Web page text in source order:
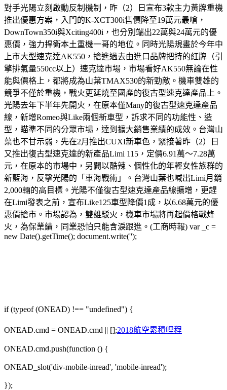
對手光陽立刻啟動反制機制，昨（2）日宣布3款主力黃牌重機
推出優惠方案，入門的K-XCT300i售價降至19萬元最嗆，
DownTown350i與Xciting400i，也分別端出22萬與24萬元的優
惠價，強力捍衛本土重機一哥的地位。同時光陽規畫於今年中
上市大型速克達AK550，搶進過去由進口品牌把持的紅牌（引
擎排氣量550cc以上）速克達市場，市場看好AK550無論在性
能與價格上，都將成為山葉TMAX530的新勁敵。機車雙雄的
競爭不僅於重機，戰火更延燒至國產的復古型速克達產品上。
光陽去年下半年先開火，在原本僅Many的復古型速克達產品
線，新增Romeo與Like兩個新車型，訴求不同的功能性、造
型，瞄準不同的分眾市場，達到擴大銷售業績的成效。台灣山
葉也不甘示弱，先在2月推出CUXI新車色，緊接著昨（2）日
又推出復古型速克達的新產品Limi 115，定價6.91萬～7.28萬
元，在原本的市場中，另闢以酷辣、個性化的年輕女性族群的
新藍海，反擊光陽的「車海戰術」。台灣山葉也喊出Limi月銷
2,000輛的高目標。光陽不僅復古型速克達產品線擴增，更趕
在Limi發表之前，宣布Like125車型降價1成，以6.68萬元的優
惠價搶市。市場認為，雙雄駁火，機車市場將再起價格戰烽
火，為保業績，同業恐怕只能含淚跟進。(工商時報) var _c =
new Date().getTime(); document.write('');
if (typeof (ONEAD) !== "undefined") {
ONEAD.cmd = ONEAD.cmd || [];2018航空累積哩程
ONEAD.cmd.push(function () {
ONEAD_slot('div-mobile-inread', 'mobile-inread');
});